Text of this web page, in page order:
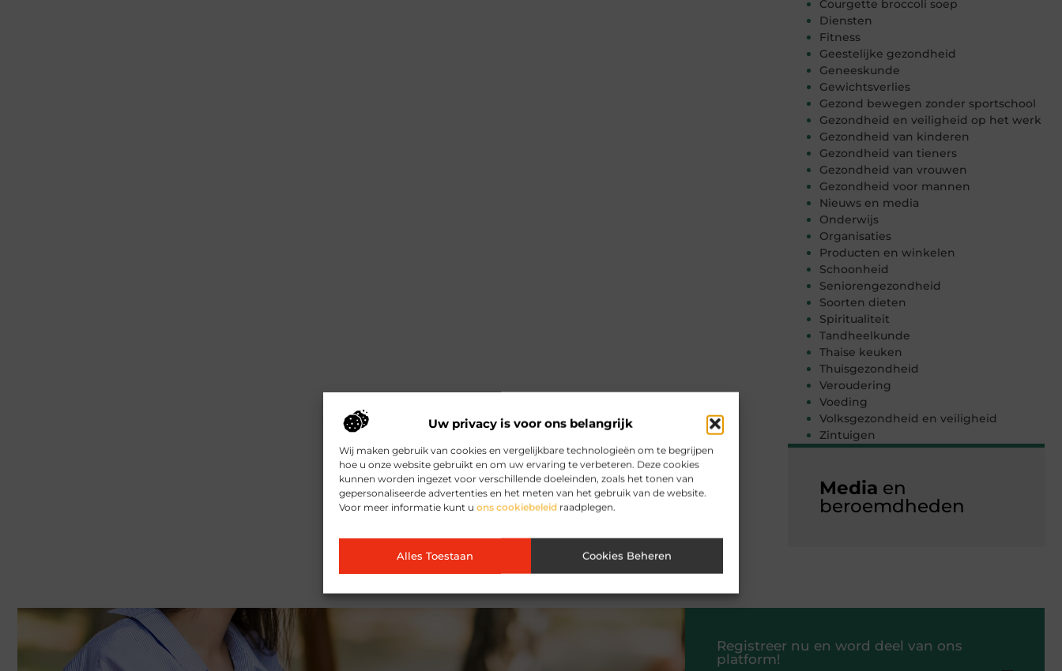
Uw privacy is voor ons belangrijk
Wij maken gebruik van cookies en vergelijkbare technologieën om te begrijpen
hoe u onze website gebruikt en om uw ervaring te verbeteren. Deze cookies
kunnen worden ingezet voor verschillende doeleinden, zoals het tonen van
gepersonaliseerde advertenties en het meten van het gebruik van de website.
Voor meer informatie kunt u ons cookiebeleid raadplegen.
Alles Toestaan Cookies Beheren
Courgette broccoli soep
Diensten
Fitness
Geestelijke gezondheid
Geneeskunde
Gewichtsverlies
Gezond bewegen zonder sportschool
Gezondheid en veiligheid op het werk
Gezondheid van kinderen
Gezondheid van tieners
Gezondheid van vrouwen
Gezondheid voor mannen
Nieuws en media
Onderwijs
Organisaties
Producten en winkelen
Schoonheid
Seniorengezondheid
Soorten dieten
Spiritualiteit
Tandheelkunde
Thaise keuken
Thuisgezondheid
Veroudering
Voeding
Volksgezondheid en veiligheid
Zintuigen
Media en
beroemdheden
Registreer nu en word deel van ons
platform!